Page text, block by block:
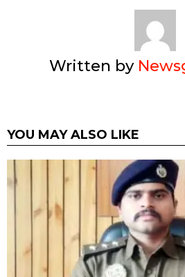
Written by
YOU MAY ALSO LIKE